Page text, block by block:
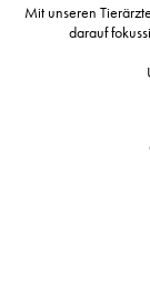
Mit unseren
darauf